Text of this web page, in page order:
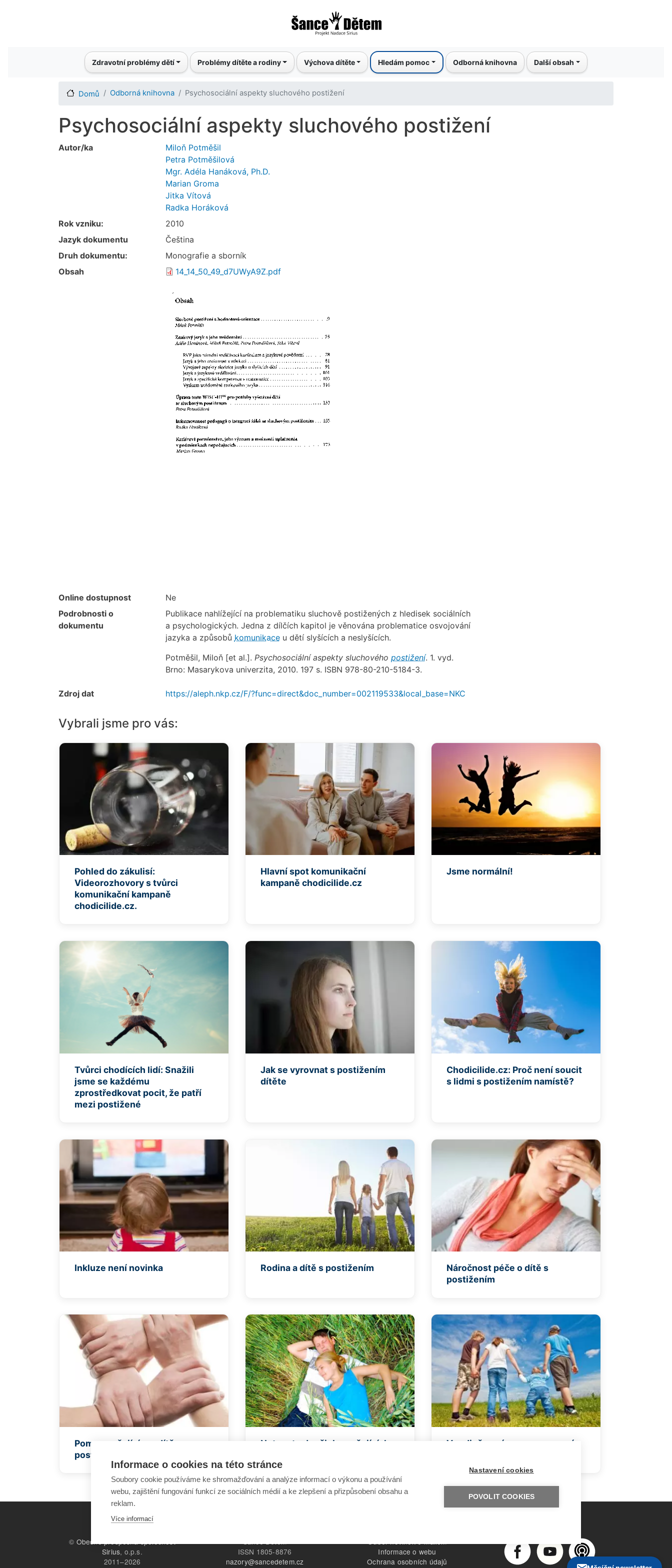
k
hlavnímu
Main navigationZdravotní problémy dětí Problémy dítěte a rodiny Výchova dítěte Hledám pomoc Odborná knihovna Další obsah
Domů Odborná knihovna Psychosociální aspekty sluchového postižení
Psychosociální aspekty sluchového postižení
Autor/ka
Miloň Potměšil
Petra Potměšilová
Mgr. Adéla Hanáková, Ph.D.
Marian Groma
Jitka Vítová
Radka Horáková
Rok vzniku:
2010
Jazyk dokumentu
Čeština
Druh dokumentu:
Monografie a sborník
Obsah
14_14_50_49_d7UWyA9Z.pdf
Online dostupnost
Ne
Podrobnosti o
dokumentu
Publikace nahlížející na problematiku sluchově postižených z hledisek sociálních
a psychologických. Jedna z dílčích kapitol je věnována problematice osvojování
jazyka a způsobů komunikaceu dětí slyšících a neslyšících.
Potměšil, Miloň [et al.]. Psychosociální aspekty sluchového postižení. 1. vyd.
Brno: Masarykova univerzita, 2010. 197 s. ISBN 978-80-210-5184-3.
Zdroj dat https://aleph.nkp.cz/F/?func=direct&doc_number=002119533&local_base=NKC
Vybrali jsme pro vás:
Pohled do zákulisí:
Videorozhovory s tvůrci
komunikační kampaně
chodicilide.cz.
Hlavní spot komunikační
kampaně chodicilide.cz
Jsme normální!
Tvůrci chodících lidí: Snažili
jsme se každému
zprostředkovat pocit, že patří
mezi postižené
Jak se vyrovnat s postižením
dítěte
Chodicilide.cz: Proč není soucit
s lidmi s postižením namístě?
Inkluze není novinka Rodina a dítě s postižením
Náročnost péče o dítě s
postižením
Pomoc pečujícím o dítě s
postižením
Nutnost odpočinku pečujících
V rodině není pouze nemocné
© Obecně prospěšná společnost
Sirius, o.p.s.
2011–2026
ISSN 1805-8876
nazory@sancedetem.cz
Informace o webu
Ochrana osobních údajů
Informace o cookies na této stránce
Soubory cookie používáme ke shromažďování a analýze informací o výkonu a používání
webu, zajištění fungování funkcí ze sociálních médií a ke zlepšení a přizpůsobení obsahu a
reklam.
Více informací
Nastavení cookies
POVOLIT COOKIES